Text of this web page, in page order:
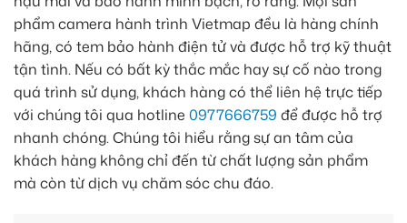
phẩm camera hành trình Vietmap đều là hàng chính
hãng, có tem bảo hành điện tử và được hỗ trợ kỹ thuật
tận tình. Nếu có bất kỳ thắc mắc hay sự cố nào trong
quá trình sử dụng, khách hàng có thể liên hệ trực tiếp
với chúng tôi qua hotline 0977666759 để được hỗ trợ
nhanh chóng. Chúng tôi hiểu rằng sự an tâm của
khách hàng không chỉ đến từ chất lượng sản phẩm
mà còn từ dịch vụ chăm sóc chu đáo.